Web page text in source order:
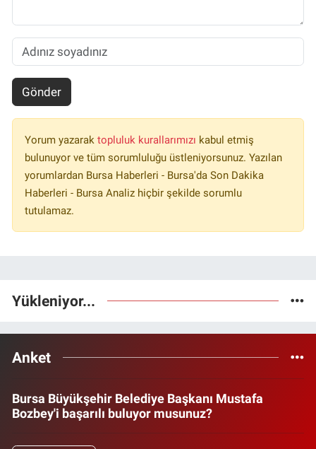
Gönder
Yorum yazarak topluluk kurallarımızı kabul etmiş
bulunuyor ve tüm sorumluluğu üstleniyorsunuz. Yazılan
yorumlardan Bursa Haberleri - Bursa'da Son Dakika
Haberleri - Bursa Analiz hiçbir şekilde sorumlu
tutulamaz.
Yükleniyor...
Anket
Bursa Büyükşehir Belediye Başkanı Mustafa
Bozbey'i başarılı buluyor musunuz?